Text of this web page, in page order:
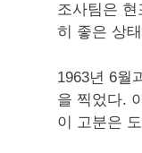
조사팀은
히 좋은 상
1963년 6월
을 찍었다.
이 고분은